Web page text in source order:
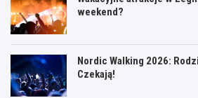
weekend?
Nordic Walking 2026:
Czekają!